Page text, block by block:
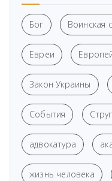
Бог Воинская
Евреи
Закон Украины
События
адвокатура
жизнь человека